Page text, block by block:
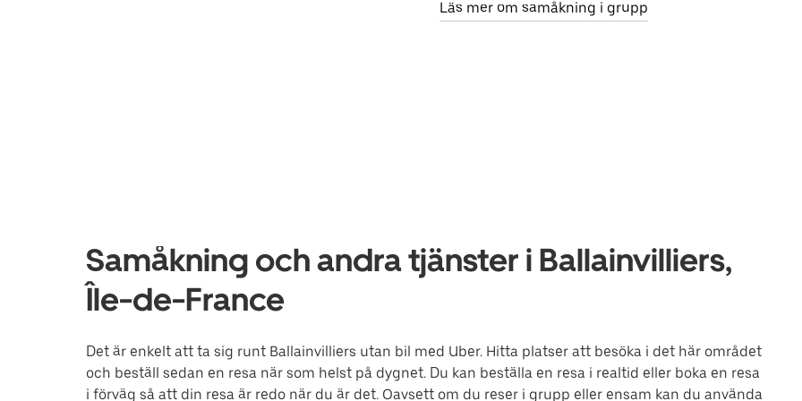
Läs mer om samåkning i grupp
Samåkning och andra tjänster i Ballainvilliers,
Île-de-France
Det är enkelt att ta sig runt Ballainvilliers utan bil med Uber. Hitta platser att besöka i det här området
och beställ sedan en resa när som helst på dygnet. Du kan beställa en resa i realtid eller boka en resa
i förväg så att din resa är redo när du är det. Oavsett om du reser i grupp eller ensam kan du använda